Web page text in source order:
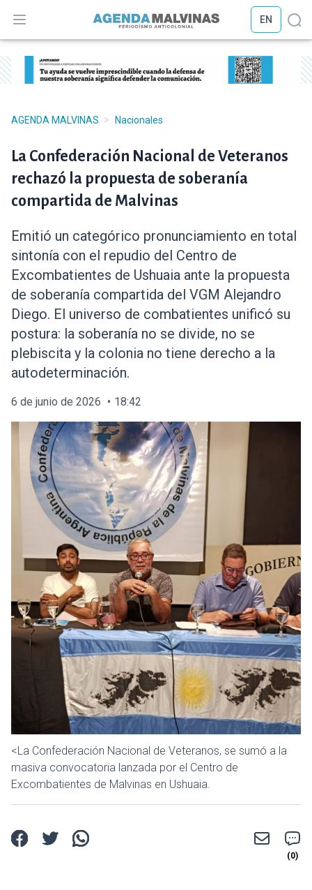
Abrir menú
EN
AGENDA MALVINAS > Nacionales
La Confederación Nacional de Veteranos
rechazó la propuesta de soberanía
compartida de Malvinas
Emitió un categórico pronunciamiento en total
sintonía con el repudio del Centro de
Excombatientes de Ushuaia ante la propuesta
de soberanía compartida del VGM Alejandro
Diego. El universo de combatientes unificó su
postura: la soberanía no se divide, no se
plebiscita y la colonia no tiene derecho a la
autodeterminación.
6 de junio de 2026 18:42
<La Confederación Nacional de Veteranos, se sumó a la
masiva convocatoria lanzada por el Centro de
Excombatientes de Malvinas en Ushuaia.